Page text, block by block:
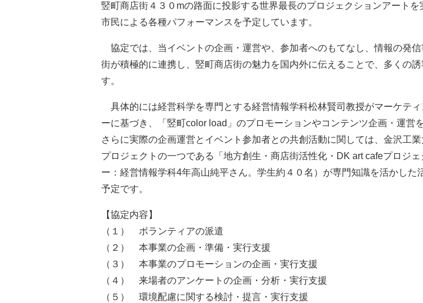
竪町商店街４３０mの路面に投影する世界最長のプロジェクションアートを
市民による各種パフォーマンスを予定しています。
協定では、当イベントの企画・運営や、参加者へのもてなし、情報の発
街が積極的に連携し、竪町商店街の魅力を国内外に伝えることで、多くの誘
す。
具体的には経営科学を専門とする経営情報学科松林賢司教授がマーケテ
ーに基づき、「竪町color load」のプロモーションやコンテンツ企画・運営
さらに実際の企画運営とイベント参加者との共創活動に関しては、金沢工
プロジェクトの一つである「地方創生・商店街活性化・DK art cafeプロジ
ー：経営情報学科4年高山純平さん。学生約４０名）が専門知識を活かした
予定です。
【協定内容】
（１） ボランティアの派遣
（２） 本事業の企画・準備・実行支援
（３） 本事業のプロモーションの企画・実行支援
（４） 来場者のアンケートの企画・分析・実行支援
（５） 環境配慮に関する検討・提言・実行支援